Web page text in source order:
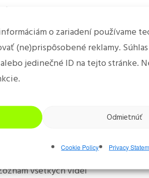
o zariadení používame
(ne)prispôsobené reklamy.
jedinečné ID na tejto stránke.
Odmietnúť
Cookie Policy Privacy
a embu
tréning a
(exhibícií) prvého
A ›,didaktický systém B ›
›), ktorý využívame pri
kanála stlačením
s notifikáciami.
všetkých videí